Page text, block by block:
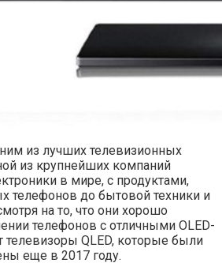
из лучших телевизионных
из крупнейших компаний
в мире, с продуктами,
телефонов до бытовой техники и
на то, что они хорошо
телефонов с отличными OLED-
QLED, которые были
еще в 2017 году.